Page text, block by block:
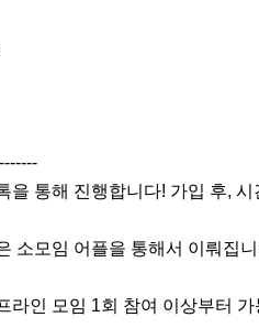
을 통해 진행합니다! 가입 후,
소모임 어플을 통해서 이뤄집
라인 모임 1회 참여 이상부터 가